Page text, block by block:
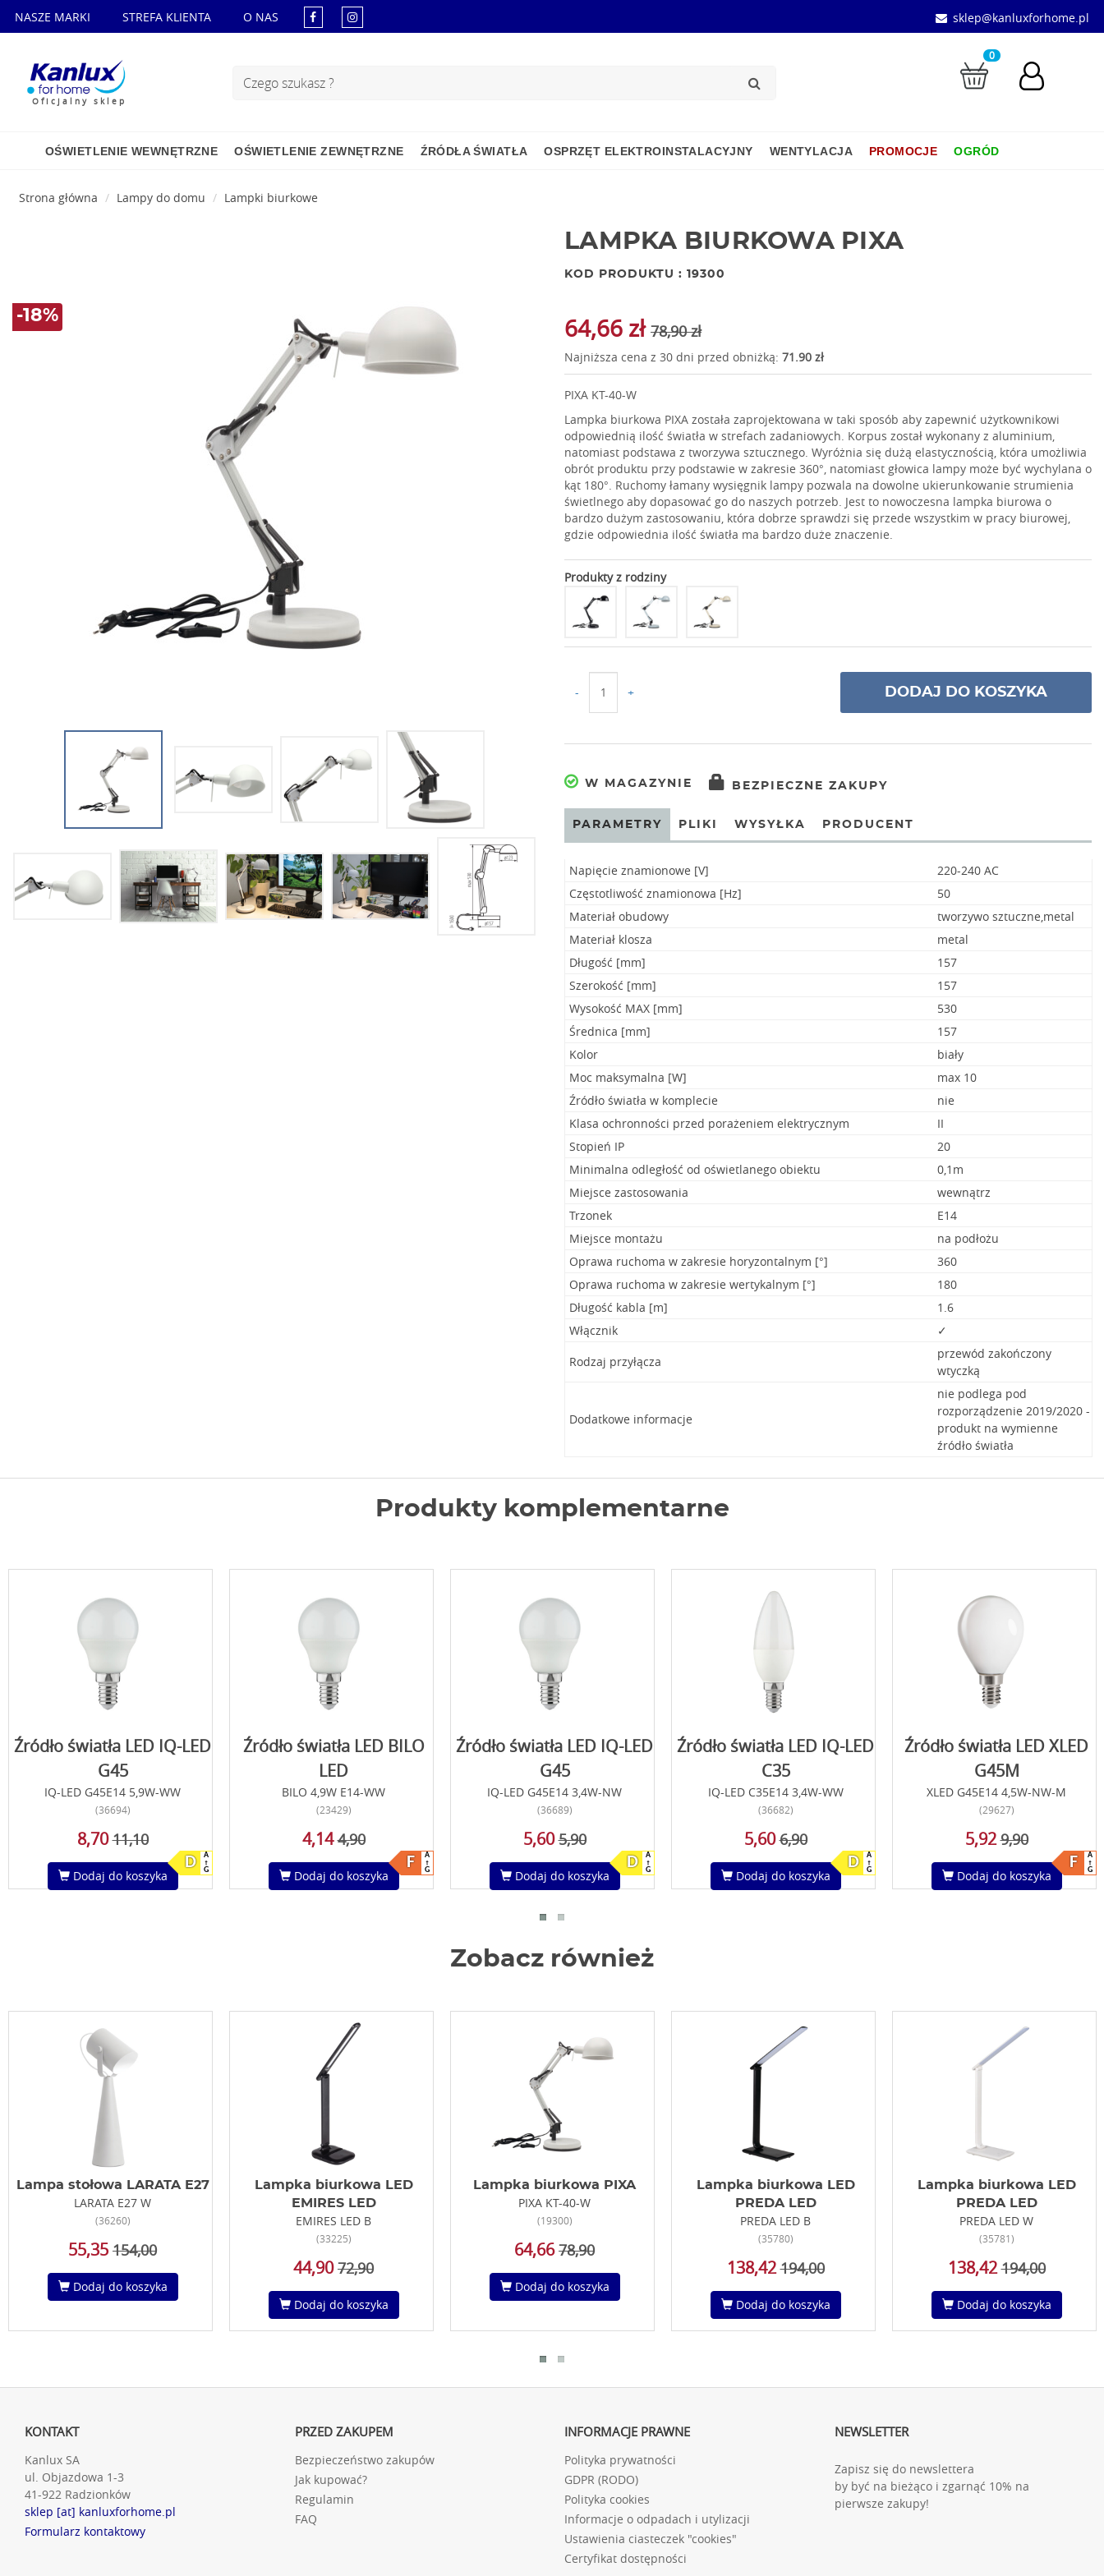
NASZE MARKI STREFA KLIENTA O NAS sklep@kanluxforhome.pl
Oficjalny sklep
0
OŚWIETLENIE WEWNĘTRZNE OŚWIETLENIE ZEWNĘTRZNE ŹRÓDŁA ŚWIATŁA OSPRZĘT ELEKTROINSTALACYJNY WENTYLACJA PROMOCJE OGRÓD
Strona główna Lampy do domu Lampki biurkowe
-18%
LAMPKA BIURKOWA PIXA
KOD PRODUKTU : 19300
64,66 zł 78,90 zł
Najniższa cena z 30 dni przed obniżką: 71.90 zł
PIXA KT-40-W
Lampka biurkowa PIXA została zaprojektowana w taki sposób aby zapewnić użytkownikowi
odpowiednią ilość światła w strefach zadaniowych. Korpus został wykonany z aluminium,
natomiast podstawa z tworzywa sztucznego. Wyróżnia się dużą elastycznością, która umożliwia
obrót produktu przy podstawie w zakresie 360°, natomiast głowica lampy może być wychylana o
kąt 180°. Ruchomy łamany wysięgnik lampy pozwala na dowolne ukierunkowanie strumienia
świetlnego aby dopasować go do naszych potrzeb. Jest to nowoczesna lampka biurowa o
bardzo dużym zastosowaniu, która dobrze sprawdzi się przede wszystkim w pracy biurowej,
gdzie odpowiednia ilość światła ma bardzo duże znaczenie.
Produkty z rodziny
- + DODAJ DO KOSZYKA
W MAGAZYNIE BEZPIECZNE ZAKUPY
PARAMETRY PLIKI WYSYŁKA PRODUCENT
Napięcie znamionowe [V]
220-240 AC
Częstotliwość znamionowa [Hz]
50
Materiał obudowy
tworzywo sztuczne,metal
Materiał klosza
metal
Długość [mm]
157
Szerokość [mm]
157
Wysokość MAX [mm]
530
Średnica [mm]
157
Kolor
biały
Moc maksymalna [W]
max 10
Źródło światła w komplecie
nie
Klasa ochronności przed porażeniem elektrycznym
II
Stopień IP
20
Minimalna odległość od oświetlanego obiektu
0,1m
Miejsce zastosowania
wewnątrz
Trzonek
E14
Miejsce montażu
na podłożu
Oprawa ruchoma w zakresie horyzontalnym [°]
360
Oprawa ruchoma w zakresie wertykalnym [°]
180
Długość kabla [m]
1.6
Włącznik
✓
Rodzaj przyłącza
przewód zakończony
wtyczką
Dodatkowe informacje
nie podlega pod
rozporządzenie 2019/2020 -
produkt na wymienne
źródło światła
Produkty komplementarne
D
A
G
Źródło światła LED IQ-LED
G45
IQ-LED G45E14 5,9W-WW
(36694)
8,70 11,10
Dodaj do koszyka
F
A
G
Źródło światła LED BILO
LED
BILO 4,9W E14-WW
(23429)
4,14 4,90
Dodaj do koszyka
D
A
G
Źródło światła LED IQ-LED
G45
IQ-LED G45E14 3,4W-NW
(36689)
5,60 5,90
Dodaj do koszyka
D
A
G
Źródło światła LED IQ-LED
C35
IQ-LED C35E14 3,4W-WW
(36682)
5,60 6,90
Dodaj do koszyka
F
A
G
Źródło światła LED XLED
G45M
XLED G45E14 4,5W-NW-M
(29627)
5,92 9,90
Dodaj do koszyka
Zobacz również
Lampa stołowa LARATA E27
LARATA E27 W
(36260)
55,35 154,00
Dodaj do koszyka
Lampka biurkowa LED
EMIRES LED
EMIRES LED B
(33225)
44,90 72,90
Dodaj do koszyka
Lampka biurkowa PIXA
PIXA KT-40-W
(19300)
64,66 78,90
Dodaj do koszyka
Lampka biurkowa LED
PREDA LED
PREDA LED B
(35780)
138,42 194,00
Dodaj do koszyka
Lampka biurkowa LED
PREDA LED
PREDA LED W
(35781)
138,42 194,00
Dodaj do koszyka
KONTAKT
Kanlux SA
ul. Objazdowa 1-3
41-922 Radzionków
sklep [at] kanluxforhome.pl
Formularz kontaktowy
PRZED ZAKUPEM
Bezpieczeństwo zakupów
Jak kupować?
Regulamin
FAQ
INFORMACJE PRAWNE
Polityka prywatności
GDPR (RODO)
Polityka cookies
Informacje o odpadach i utylizacji
Ustawienia ciasteczek "cookies"
Certyfikat dostępności
NEWSLETTER
Zapisz się do newslettera
by być na bieżąco i zgarnąć 10% na
pierwsze zakupy!